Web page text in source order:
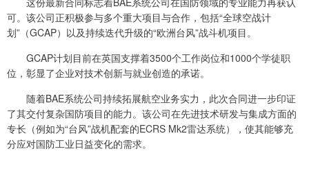
可。该公司正积极参与多个重大项目与合作，包括“全球空战计
划”（GCAP）以及持续迭代升级的“欧洲台风”战斗机项目。
GCAP计划目前在英国支撑着3500个工作岗位和1000个学徒职
位，彰显了企业对技术创新与就业创造的承诺。
随着BAE系统公司持续拓展航空业务实力，此次合同进一步印证
了其交付复杂国防项目的能力。该公司在先进技术研发与集成方面的
专长（例如为“台风”战机配套的ECRS Mk2雷达系统），使其能够充
分应对国防工业日益变化的需求。